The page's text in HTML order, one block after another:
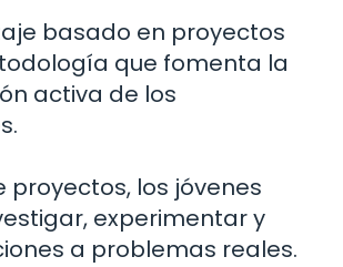
basado en proyectos
que fomenta la
activa de los
proyectos, los jóvenes
experimentar y
a problemas reales.